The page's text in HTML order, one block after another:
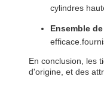
cylindres
Ensemble
En conclusion, les
d'origine, et des